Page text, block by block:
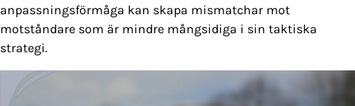
anpassningsförmåga kan skapa mismatchar mot
motståndare som är mindre mångsidiga i sin taktiska
strategi.